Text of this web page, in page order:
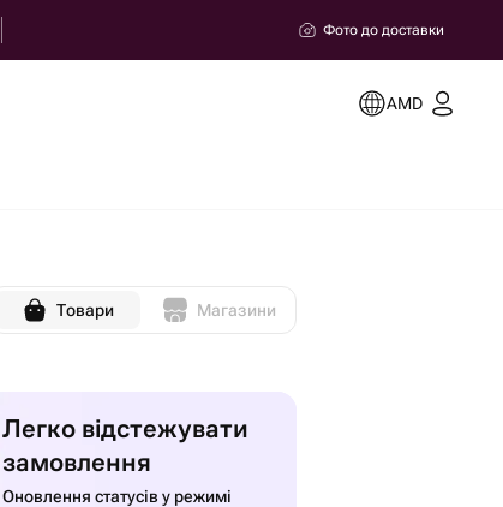
Фото до доставки
AMD
Товари Магазини
Легко відстежувати
замовлення
Оновлення статусів у режимі